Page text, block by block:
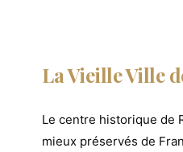
La Vieille Ville
Le centre historique de
mieux préservés de